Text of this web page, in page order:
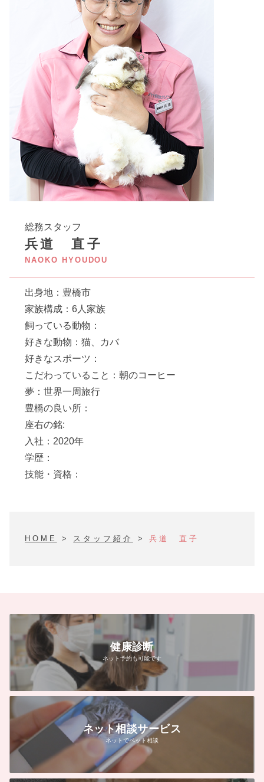
総務スタッフ
兵道 直子
NAOKO HYOUDOU
出身地：豊橋市
家族構成：6人家族
飼っている動物：
好きな動物：猫、カバ
好きなスポーツ：
こだわっていること：朝のコーヒー
夢：世界一周旅行
豊橋の良い所：
座右の銘:
入社：2020年
学歴：
技能・資格：
HOME > スタッフ紹介 >兵道 直子
健康診断
ネット予約も可能です
ネット相談サービス
ネットでペット相談